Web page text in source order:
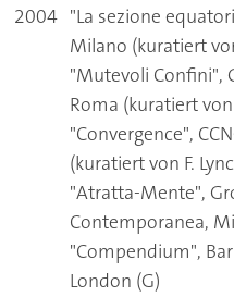
2004 "La sezione
Milano (kuratiert
"Mutevoli Confini",
Roma (kuratiert
"Convergence",
(kuratiert von F.
"Atratta-Mente",
Contemporanea,
"Compendium",
London (G)